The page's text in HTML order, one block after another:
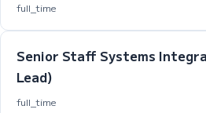
full_time
Senior Staff Systems
Lead)
full_time